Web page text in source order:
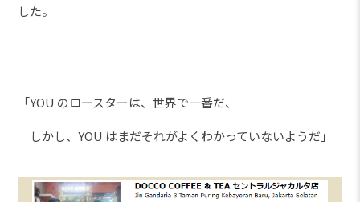
した。
「YOU のロースターは、世界で一番だ、
しかし、YOU はまだそれがよくわかっていないようだ」